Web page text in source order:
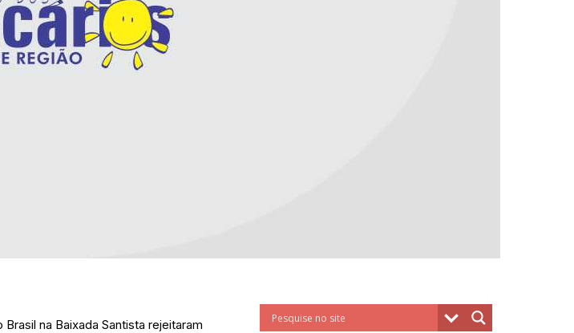
na Baixada Santista rejeitaram